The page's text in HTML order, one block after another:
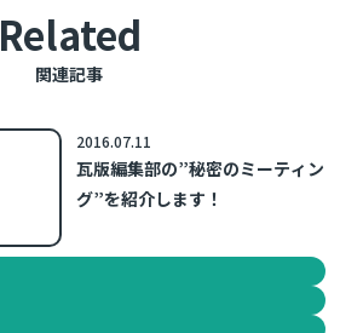
関連記事
Related
瓦版編集部の”秘密のミーティン
グ”を紹介します！
2016.07.11